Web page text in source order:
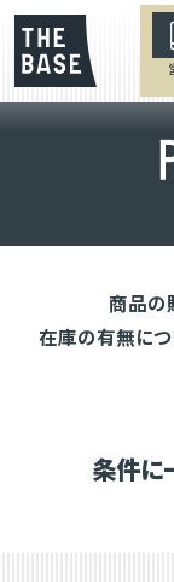
商品の
在庫の有無に
条件に